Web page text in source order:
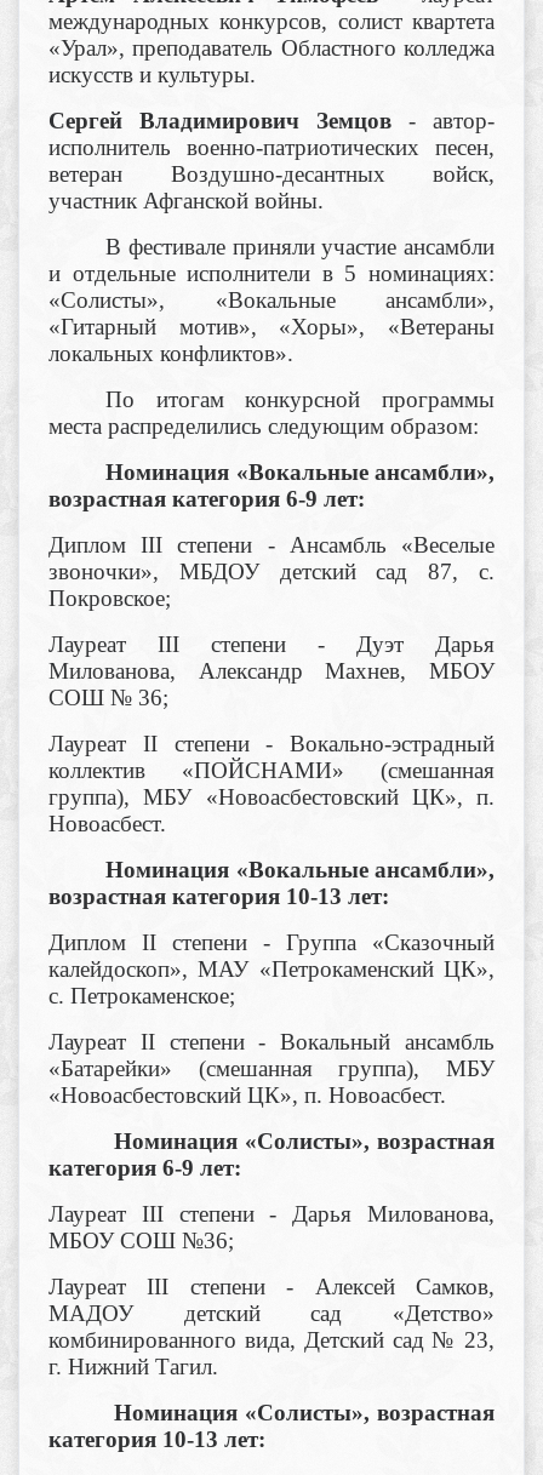
международных конкурсов, солист квартета
«Урал», преподаватель Областного колледжа
искусств и культуры.
Сергей Владимирович Земцов - автор-
исполнитель военно-патриотических песен,
ветеран Воздушно-десантных войск,
участник Афганской войны.
В фестивале приняли участие ансамбли
и отдельные исполнители в 5 номинациях:
«Солисты», «Вокальные ансамбли»,
«Гитарный мотив», «Хоры», «Ветераны
локальных конфликтов».
По итогам конкурсной программы
места распределились следующим образом:
Номинация «Вокальные ансамбли»,
возрастная категория 6-9 лет:
Диплом III степени - Ансамбль «Веселые
звоночки», МБДОУ детский сад 87, с.
Покровское;
Лауреат III степени - Дуэт Дарья
Милованова, Александр Махнев, МБОУ
СОШ № 36;
Лауреат II степени - Вокально-эстрадный
коллектив «ПОЙСНАМИ» (смешанная
группа), МБУ «Новоасбестовский ЦК», п.
Новоасбест.
Номинация «Вокальные ансамбли»,
возрастная категория 10-13 лет:
Диплом II степени - Группа «Сказочный
калейдоскоп», МАУ «Петрокаменский ЦК»,
с. Петрокаменское;
Лауреат II степени - Вокальный ансамбль
«Батарейки» (смешанная группа), МБУ
«Новоасбестовский ЦК», п. Новоасбест.
Номинация «Солисты», возрастная
категория 6-9 лет:
Лауреат III степени - Дарья Милованова,
МБОУ СОШ №36;
Лауреат III степени - Алексей Самков,
МАДОУ детский сад «Детство»
комбинированного вида, Детский сад № 23,
г. Нижний Тагил.
Номинация «Солисты», возрастная
категория 10-13 лет: